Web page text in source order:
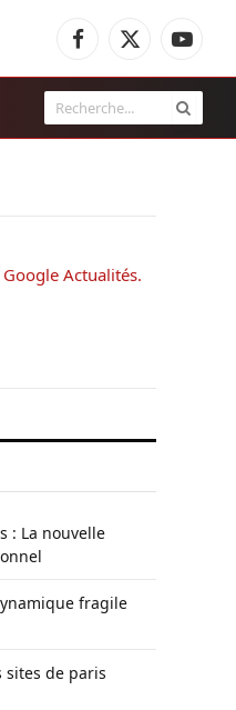
Facebook
X
(Twitter)
Actualités.
: La nouvelle
fragile
sites de paris